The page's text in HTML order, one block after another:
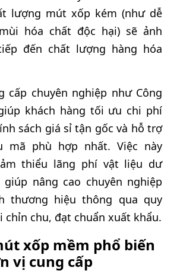
lượng mút xốp kém (như dễ
hóa chất độc hại) sẽ ảnh
đến chất lượng hàng hóa
cấp chuyên nghiệp như Công
khách hàng tối ưu chi phí
sách giá sỉ tận gốc và hỗ trợ
mã phù hợp nhất. Việc này
thiểu lãng phí vật liệu dư
nâng cao chuyên nghiệp
thương hiệu thông qua quy
chỉn chu, đạt chuẩn xuất khẩu.
xốp mềm phổ biến
vị cung cấp